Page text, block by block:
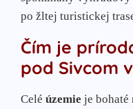
po žltej turistickej
Čím je
pod Sivcom
Celé územie je bohaté